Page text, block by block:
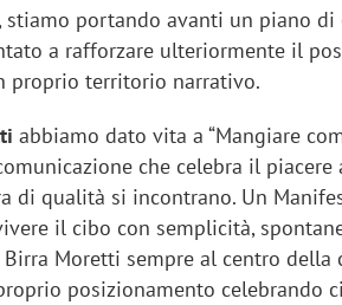
stiamo portando avanti un piano di
a rafforzare ulteriormente il
proprio territorio narrativo.
abbiamo dato vita a “Mangiare
che celebra il
di qualità si incontrano. Un
il cibo con semplicità,
Moretti sempre al centro della
posizionamento celebrando
resta centrale, l’AI deve
il talento»